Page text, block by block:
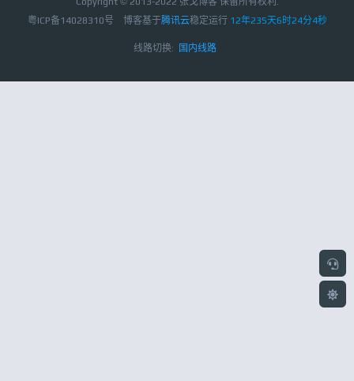
粤ICP备14028310号
博客基于腾讯云稳定运行 12年235天6时24分5秒
线路切换: 国内线路